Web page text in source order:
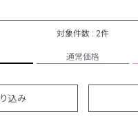
対象件数 : 2件
通常価格
込み